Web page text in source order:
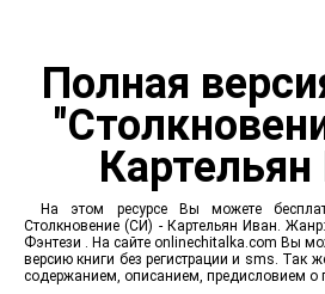
Полная
На этом ресурсе Вы можете
Столкновение (СИ) - Картельян Иван.
Фэнтези . На сайте onlinechitalka.com Вы
версию книги без регистрации и sms. Так
содержанием, описанием, предисловием о